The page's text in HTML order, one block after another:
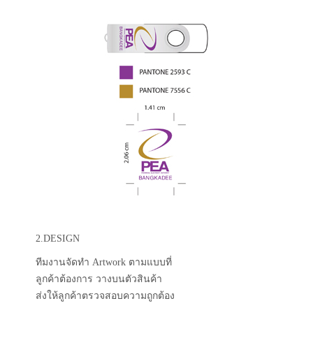
2.DESIGN
ทีมงานจัดทำ Artwork ตามแบบที่
ลูกค้าต้องการ วางบนตัวสินค้า
ส่งให้ลูกค้าตรวจสอบความถูกต้อง